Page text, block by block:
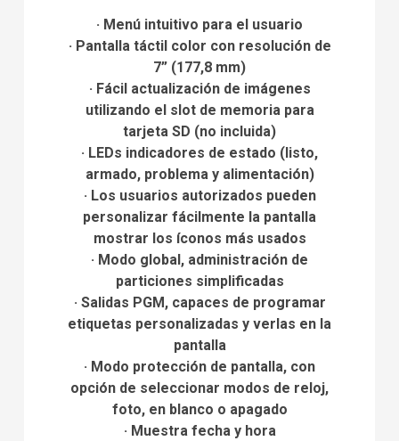
· Menú intuitivo para el usuario
· Pantalla táctil color con resolución de
7” (177,8 mm)
· Fácil actualización de imágenes
utilizando el slot de memoria para
tarjeta SD (no incluida)
· LEDs indicadores de estado (listo,
armado, problema y alimentación)
· Los usuarios autorizados pueden
personalizar fácilmente la pantalla
mostrar los íconos más usados
· Modo global, administración de
particiones simplificadas
· Salidas PGM, capaces de programar
etiquetas personalizadas y verlas en la
pantalla
· Modo protección de pantalla, con
opción de seleccionar modos de reloj,
foto, en blanco o apagado
· Muestra fecha y hora